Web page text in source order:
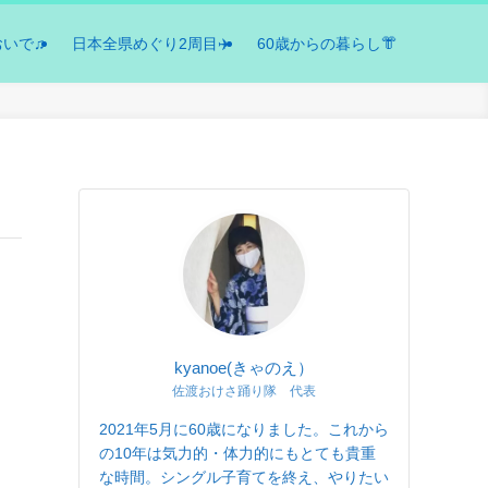
いで♫ 日本全県めぐり2周目✈️ 60歳からの暮らし👘
kyanoe(きゃのえ）
佐渡おけさ踊り隊 代表
2021年5月に60歳になりました。これから
の10年は気力的・体力的にもとても貴重
な時間。シングル子育てを終え、やりたい